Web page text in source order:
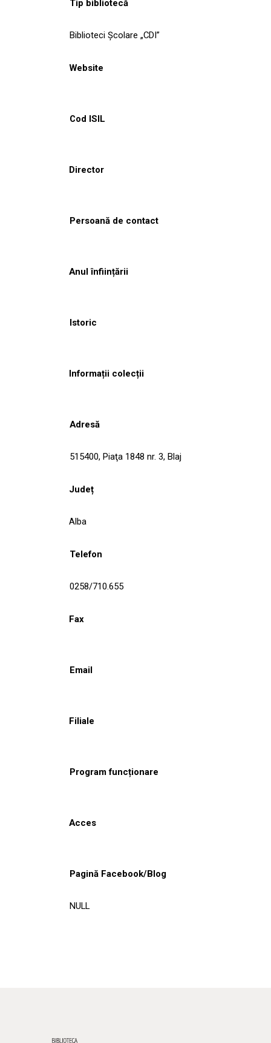
Tip bibliotecă
Biblioteci Școlare „CDI”
Website
Cod ISIL
Director
Persoană de contact
Anul înființării
Istoric
Informații colecții
Adresă
515400, Piaţa 1848 nr. 3, Blaj
Județ
Alba
Telefon
0258/710.655
Fax
Email
Filiale
Program funcționare
Acces
Pagină Facebook/Blog
NULL